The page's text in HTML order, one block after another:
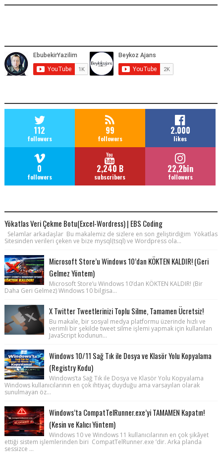
112
followers
99
followers
2.000
likes
0
followers
2,240 B
subscribers
22,2bin
followers
Yökatlas Veri Çekme Botu(Excel-Wordress) | EBS Coding
Selamlar arkadaşlar Bu makalemiz de sizlere en son geliştirdiğim Yökatlas
Sitesinden verileri çeken ve bize mysql(tsql) ve Wordpress ola...
Microsoft Store’u Windows 10’dan KÖKTEN KALDIR! (Geri
Gelmez Yöntem)
Microsoft Store’u Windows 10’dan KÖKTEN KALDIR! (Bir
Daha Geri Gelmez) Windows 10 bilgisa...
X Twitter Tweetlerinizi Toplu Silme, Tamamen Ücretsiz!
Bu makale, bir sosyal medya platformu üzerinde hızlı ve
verimli bir şekilde tweet silme işlemi yapmak için kullanılan
JavaScript kodunun...
Windows 10/11 Sağ Tık ile Dosya ve Klasör Yolu Kopyalama
(Registry Kodu)
Windows’ta Sağ Tık ile Dosya ve Klasör Yolu Kopyalama
Windows kullanıcılarının en çok ihtiyaç duyduğu ama varsayılan olarak
sunulmayan öz...
Windows’ta CompatTelRunner.exe’yi TAMAMEN Kapatın!
(Kesin ve Kalıcı Yöntem)
Windows 10 ve Windows 11 kullanıcılarının en çok şikâyet
ettiği sistem işlemlerinden biri CompatTelRunner.exe ’dir. Arka planda
sessizce ...